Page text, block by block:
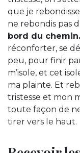
que je
ne rebondis pas
bord du chemin.
réconforter, se
peu, pour finir
m’isole, et cet
ma plainte. Et
tristesse et mon
toute façon de
tirer vers le haut.